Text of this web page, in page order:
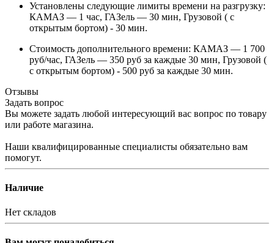
Установлены следующие лимиты времени на разгрузку:
КАМАЗ — 1 час, ГАЗель — 30 мин, Грузовой ( с
открытым бортом) - 30 мин.
Стоимость дополнительного времени: КАМАЗ — 1 700
руб/час, ГАЗель — 350 руб за каждые 30 мин, Грузовой (
с открытым бортом) - 500 руб за каждые 30 мин.
Отзывы
Задать вопрос
Вы можете задать любой интересующий вас вопрос по товару
или работе магазина.
Наши квалифицированные специалисты обязательно вам
помогут.
Наличие
Нет складов